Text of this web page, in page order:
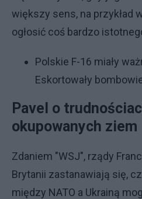
większy sens, na przykład
ogłosić coś bardzo
Polskie F-16 miały
Eskortowały
Pavel o
okupowanych ziem
Zdaniem "WSJ", rządy
Brytanii zastanawiają się,
między NATO a Ukrainą